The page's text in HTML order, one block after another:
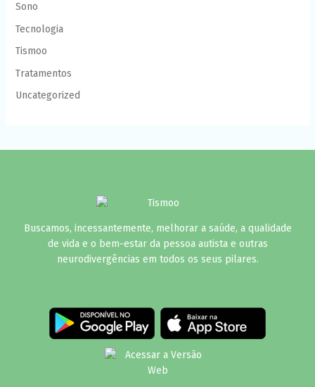
Sono
Tecnologia
Tismoo
Tratamentos
Uncategorized
Buscamos, incessantemente, melhorar a saúde, a qualidade
de vida e o bem-estar da pessoa autista e outras
neurodivergências em todos os seus pilares.